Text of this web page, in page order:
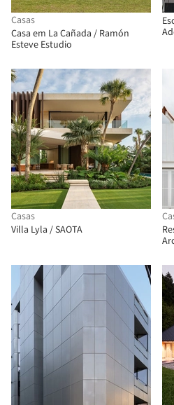
Casas
Casa em La Cañada / Ramón
Esteve Estudio
Casas
Villa Lyla / SAOTA